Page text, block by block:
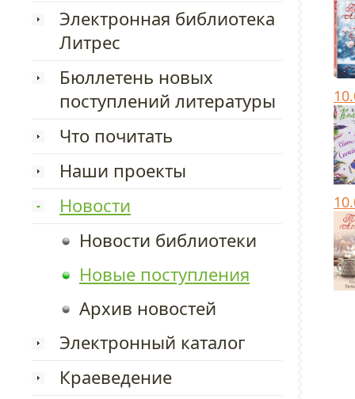
Электронная библиотека
Литрес
Бюллетень новых
поступлений литературы
Что почитать
Наши проекты
Новости
Новости библиотеки
Новые поступления
Архив новостей
Электронный каталог
Краеведение